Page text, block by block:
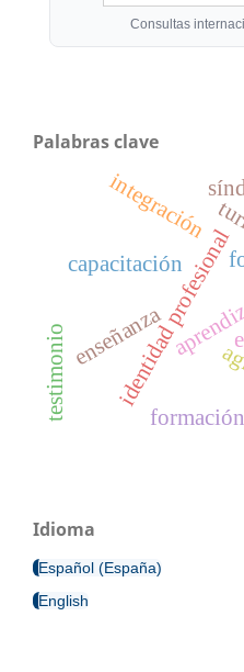
Consultas
Palabras clave
identidad profesional
enseñanza
capacitación
integración
testimonio
Idioma
Español (España)
English